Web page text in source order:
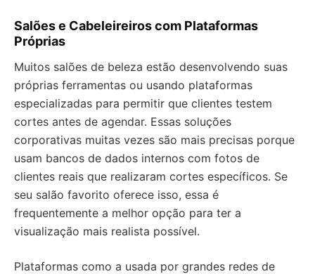
Salões e Cabeleireiros com Plataformas
Próprias
Muitos salões de beleza estão desenvolvendo suas
próprias ferramentas ou usando plataformas
especializadas para permitir que clientes testem
cortes antes de agendar. Essas soluções
corporativas muitas vezes são mais precisas porque
usam bancos de dados internos com fotos de
clientes reais que realizaram cortes específicos. Se
seu salão favorito oferece isso, essa é
frequentemente a melhor opção para ter a
visualização mais realista possível.
Plataformas como a usada por grandes redes de